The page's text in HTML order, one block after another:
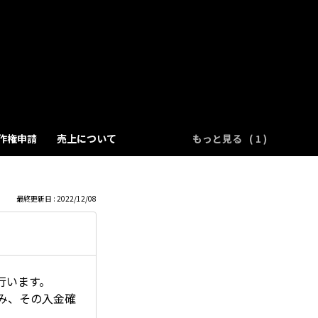
権申請 売上について もっと見る
最終更新日 : 2022/12/08
ます。
、その入金確